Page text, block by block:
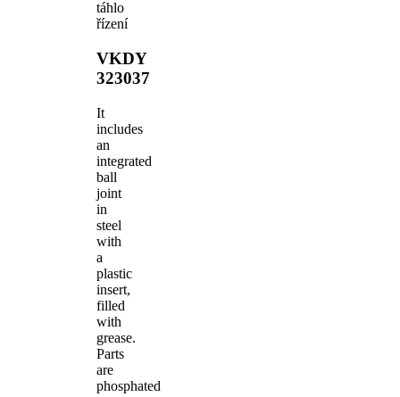
táhlo
řízení
VKDY
323037
It
includes
an
integrated
ball
joint
in
steel
with
a
plastic
insert,
filled
with
grease.
Parts
are
phosphated